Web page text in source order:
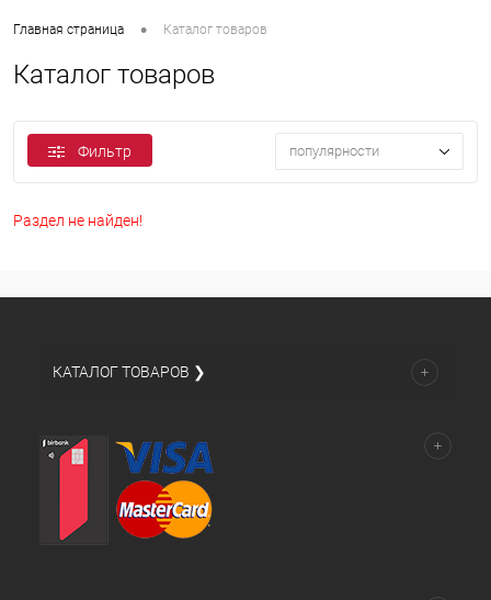
Главная страница • Каталог товаров
Каталог товаров
Фильтр популярности
Раздел не найден!
КАТАЛОГ ТОВАРОВ ❯